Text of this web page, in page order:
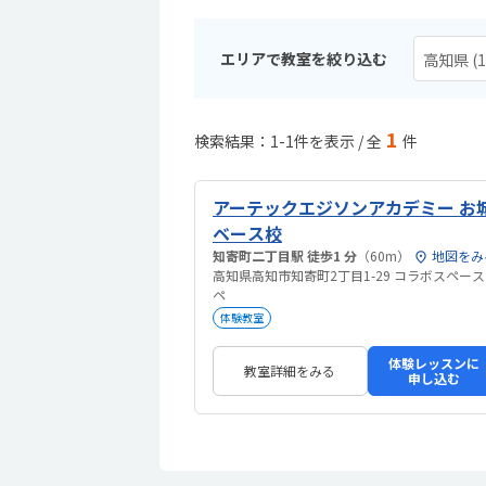
エリアで教室を絞り込む 高知県
検索結果：1-1件を表示 / 全 1 件
アーテックエジソンアカデミー お
ベース校
知寄町二丁目駅 徒歩1 分 （60m）
地図をみ
高知県高知市知寄町2丁目1-29 コラボスペー
ペ
体験教室
教室詳細をみる
体験レッスンに
申し込む